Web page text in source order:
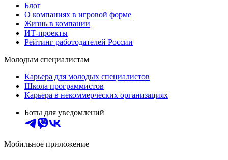
Блог
О компаниях в игровой форме
Жизнь в компании
ИТ-проекты
Рейтинг работодателей России
Молодым специалистам
Карьера для молодых специалистов
Школа программистов
Карьера в некоммерческих организациях
Боты для уведомлений
Мобильное приложение